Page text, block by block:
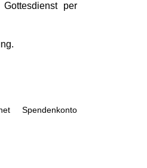
per
Spendenkonto